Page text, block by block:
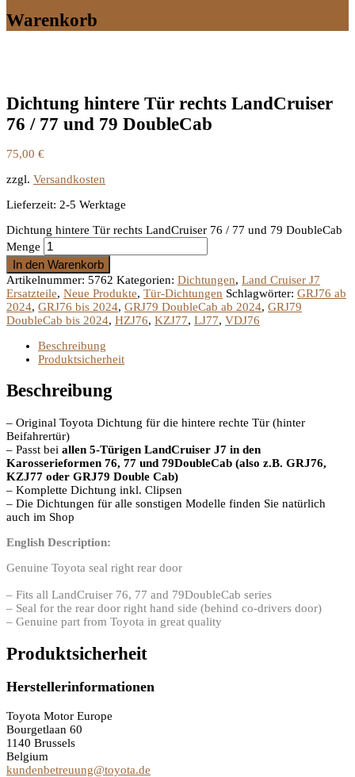
Warenkorb
Dichtung hintere Tür rechts LandCruiser
76 / 77 und 79 DoubleCab
75,00 €
zzgl. Versandkosten
Lieferzeit: 2-5 Werktage
Dichtung hintere Tür rechts LandCruiser 76 / 77 und 79 DoubleCab
Menge
In den Warenkorb
Artikelnummer: 5762 Kategorien: Dichtungen, Land Cruiser J7
Ersatzteile, Neue Produkte, Tür-Dichtungen Schlagwörter: GRJ76 ab
2024, GRJ76 bis 2024, GRJ79 DoubleCab ab 2024, GRJ79
DoubleCab bis 2024, HZJ76, KZJ77, LJ77, VDJ76
Beschreibung
Produktsicherheit
Beschreibung
– Original Toyota Dichtung für die hintere rechte Tür (hinter
Beifahrertür)
– Passt bei allen 5-Türigen LandCruiser J7 in den
Karosserieformen 76, 77 und 79DoubleCab (also z.B. GRJ76,
KZJ77 oder GRJ79 Double Cab)
– Komplette Dichtung inkl. Clipsen
– Die Dichtungen für alle sonstigen Modelle finden Sie natürlich
auch im Shop
English Description:
Genuine Toyota seal right rear door
– Fits all LandCruiser 76, 77 and 79DoubleCab series
– Seal for the rear door right hand side (behind co-drivers door)
– Genuine part from Toyota in great quality
Produktsicherheit
Herstellerinformationen
Toyota Motor Europe
Bourgetlaan 60
1140 Brussels
Belgium
kundenbetreuung@toyota.de